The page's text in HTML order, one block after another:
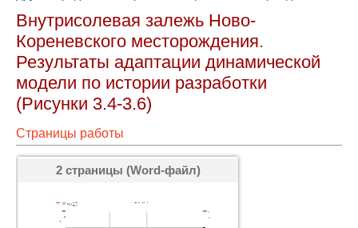
Внутрисолевая залежь Ново-
Кореневского месторождения.
Результаты адаптации динамической
модели по истории разработки
(Рисунки 3.4-3.6)
Страницы работы
2 страницы (Word-файл)